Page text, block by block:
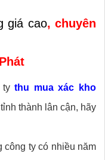
giá cao, chuyên
tythu mua xác kho
thành lân cận, hãy
công ty có nhiều năm